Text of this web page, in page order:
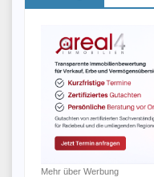
Mehr über Werbung